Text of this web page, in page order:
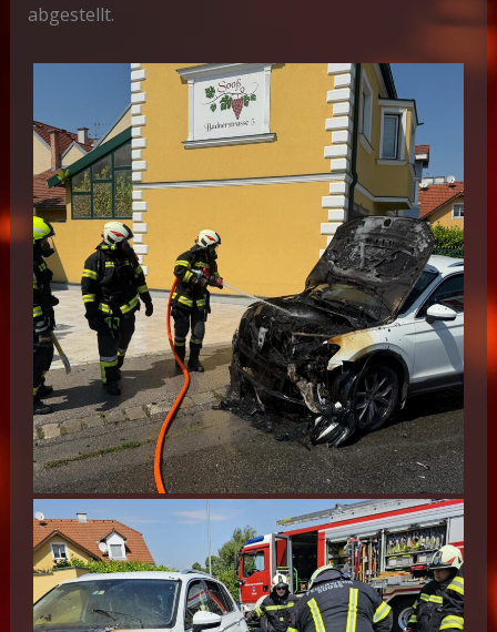
abgestellt.